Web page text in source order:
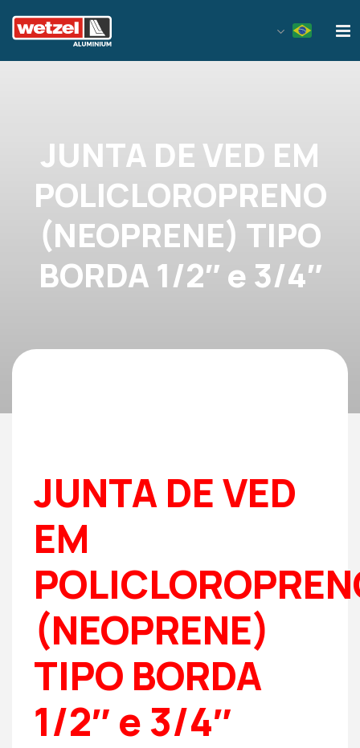
JUNTA DE VED EM
POLICLOROPRENO
(NEOPRENE) TIPO
BORDA 1/2″ e 3/4″
JUNTA DE VED
EM
(NEOPRENE)
TIPO BORDA
1/2″ e 3/4″